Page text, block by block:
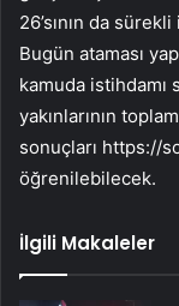
26’sının da
Bugün ataması
kamuda istihdamı
yakınlarının
sonuçları https://
öğrenilebilecek.
İlgili Makaleler